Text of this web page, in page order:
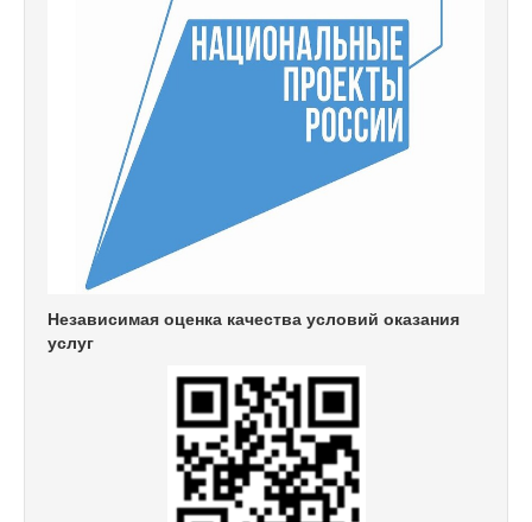
Независимая оценка качества условий оказания
услуг